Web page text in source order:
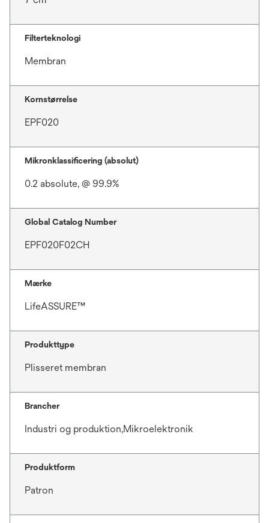
Filterteknologi
Membran
Kornstørrelse
EPF020
Mikronklassificering (absolut)
0.2 absolute, @ 99.9%
Global Catalog Number
EPF020F02CH
Mærke
LifeASSURE™
Produkttype
Plisseret membran
Brancher
Industri og produktion,Mikroelektronik
Produktform
Patron